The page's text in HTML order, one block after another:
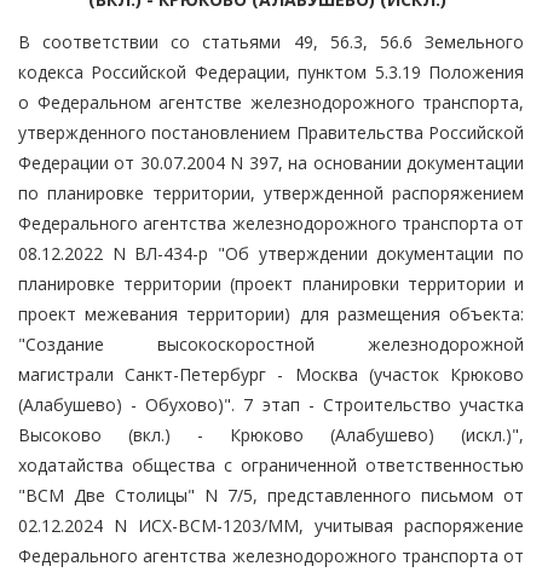
В соответствии со статьями 49, 56.3, 56.6 Земельного
кодекса Российской Федерации, пунктом 5.3.19 Положения
о Федеральном агентстве железнодорожного транспорта,
утвержденного постановлением Правительства Российской
Федерации от 30.07.2004 N 397, на основании документации
по планировке территории, утвержденной распоряжением
Федерального агентства железнодорожного транспорта от
08.12.2022 N ВЛ-434-р "Об утверждении документации по
планировке территории (проект планировки территории и
проект межевания территории) для размещения объекта:
"Создание высокоскоростной железнодорожной
магистрали Санкт-Петербург - Москва (участок Крюково
(Алабушево) - Обухово)". 7 этап - Строительство участка
Высоково (вкл.) - Крюково (Алабушево) (искл.)",
ходатайства общества с ограниченной ответственностью
"ВСМ Две Столицы" N 7/5, представленного письмом от
02.12.2024 N ИСХ-ВСМ-1203/ММ, учитывая распоряжение
Федерального агентства железнодорожного транспорта от